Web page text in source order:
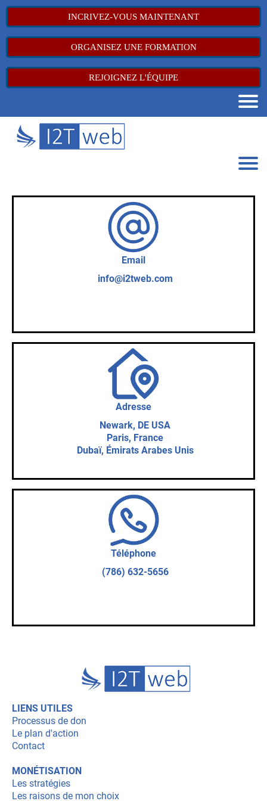
INCRIVEZ-VOUS MAINTENANT
ORGANISEZ UNE FORMATION
REJOIGNEZ L'ÉQUIPE
Email
info@i2tweb.com
Adresse
Newark, DE USA
Paris, France
Dubaï, Émirats Arabes Unis
Téléphone
(786) 632-5656
LIENS UTILES
Processus de don
Le plan d'action
Contact
MONÉTISATION
Les stratégies
Les raisons de mon choix